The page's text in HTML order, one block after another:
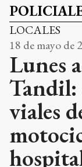
LOCALES
18 de mayo de
Lunes
Tandil:
viales